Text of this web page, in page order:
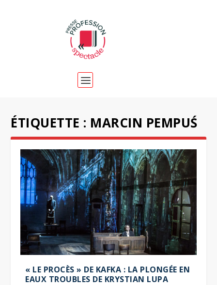
ÉTIQUETTE : MARCIN PEMPUŚ
« LE PROCÈS » DE KAFKA : LA PLONGÉE EN
EAUX TROUBLES DE KRYSTIAN LUPA